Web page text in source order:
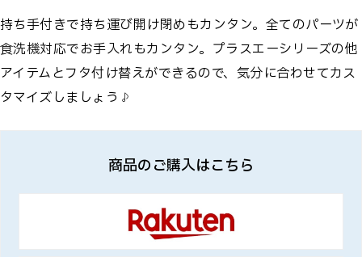
持ち手付きで持ち運び開け閉めもカンタン。全てのパーツが
食洗機対応でお手入れもカンタン。プラスエーシリーズの他
アイテムとフタ付け替えができるので、気分に合わせてカス
タマイズしましょう♪
商品のご購入はこちら